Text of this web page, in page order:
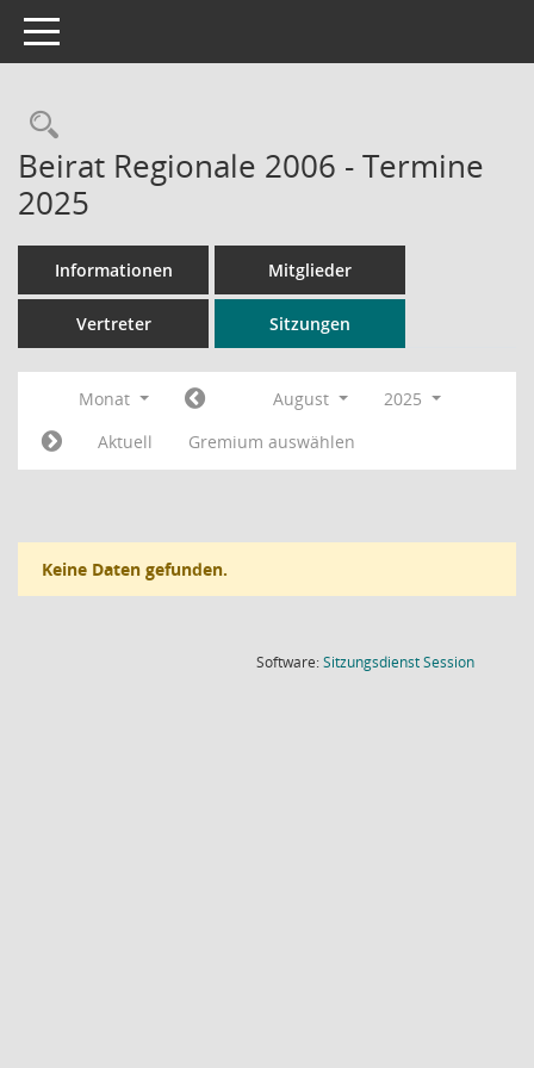
Toggle navigation
Rechercheauswahl
Beirat Regionale 2006 - Termine
2025
Informationen Mitglieder
Vertreter Sitzungen
Monat August
2025
Aktuell
Gremium auswählen
Keine Daten gefunden.
Software:SitzungsdienstSession(Wird in